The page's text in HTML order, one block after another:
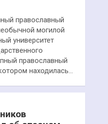
православный
могилой
университет
православный
находилась…